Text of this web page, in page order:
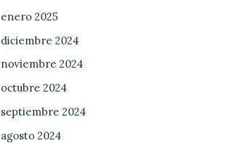
enero 2025
diciembre 2024
noviembre 2024
octubre 2024
septiembre 2024
agosto 2024